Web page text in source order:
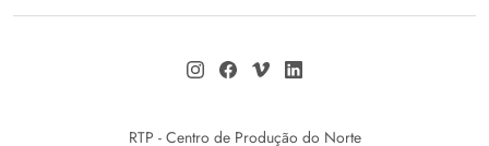
RTP - Centro de Produção do Norte